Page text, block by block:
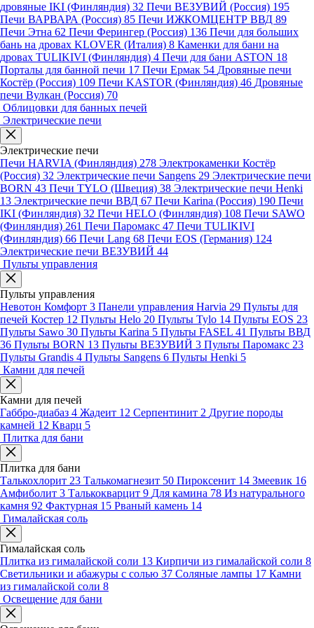
дровяные IKI (Финляндия) 32 Печи ВЕЗУВИЙ (Россия) 195
Печи ВАРВАРА (Россия) 85 Печи ИЖКОМЦЕНТР ВВД 89
Печи Этна 62 Печи Ферингер (Россия) 136 Печи для больших
бань на дровах KLOVER (Италия) 8 Каменки для бани на
дровах TULIKIVI (Финляндия) 4 Печи для бани ASTON 18
Порталы для банной печи 17 Печи Ермак 54 Дровяные печи
Костёр (Россия) 109 Печи KASTOR (Финляндия) 46 Дровяные
печи Вулкан (Россия) 70
Облицовки для банных печей
Электрические печи
Электрические печи
Печи HARVIA (Финляндия) 278 Электрокаменки Костёр
(Россия) 32 Электрические печи Sangens 29 Электрические печи
BORN 43 Печи TYLO (Швеция) 38 Электрические печи Henki
13 Электрические печи ВВД 67 Печи Karina (Россия) 190 Печи
IKI (Финляндия) 32 Печи HELO (Финляндия) 108 Печи SAWO
(Финляндия) 261 Печи Паромакс 47 Печи TULIKIVI
(Финляндия) 66 Печи Lang 68 Печи EOS (Германия) 124
Электрические печи ВЕЗУВИЙ 44
Пульты управления
Пульты управления
Невотон Комфорт 3 Панели управления Harvia 29 Пульты для
печей Костер 12 Пульты Helo 20 Пульты Tylo 14 Пульты EOS 23
Пульты Sawo 30 Пульты Karina 5 Пульты FASEL 41 Пульты ВВД
36 Пульты BORN 13 Пульты ВЕЗУВИЙ 3 Пульты Паромакс 23
Пульты Grandis 4 Пульты Sangens 6 Пульты Henki 5
Камни для печей
Камни для печей
Габбро-диабаз 4 Жадеит 12 Серпентинит 2 Другие породы
камней 12 Кварц 5
Плитка для бани
Плитка для бани
Талькохлорит 23 Талькомагнезит 50 Пироксенит 14 Змеевик 16
Амфиболит 3 Талькокварцит 9 Для камина 78 Из натурального
камня 92 Фактурная 15 Рваный камень 14
Гималайская соль
Гималайская соль
Плитка из гималайской соли 13 Кирпичи из гималайской соли 8
Светильники и абажуры с солью 37 Соляные лампы 17 Камни
из гималайской соли 8
Освещение для бани